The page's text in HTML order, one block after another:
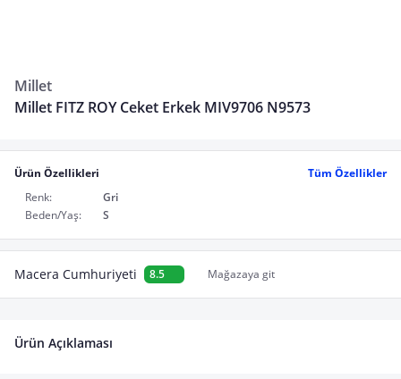
Millet
Millet FITZ ROY Ceket Erkek MIV9706 N9573
Ürün Özellikleri
Tüm Özellikler
Renk:
Gri
Beden/Yaş:
S
Macera Cumhuriyeti 8.5 Mağazaya git
Ürün Açıklaması